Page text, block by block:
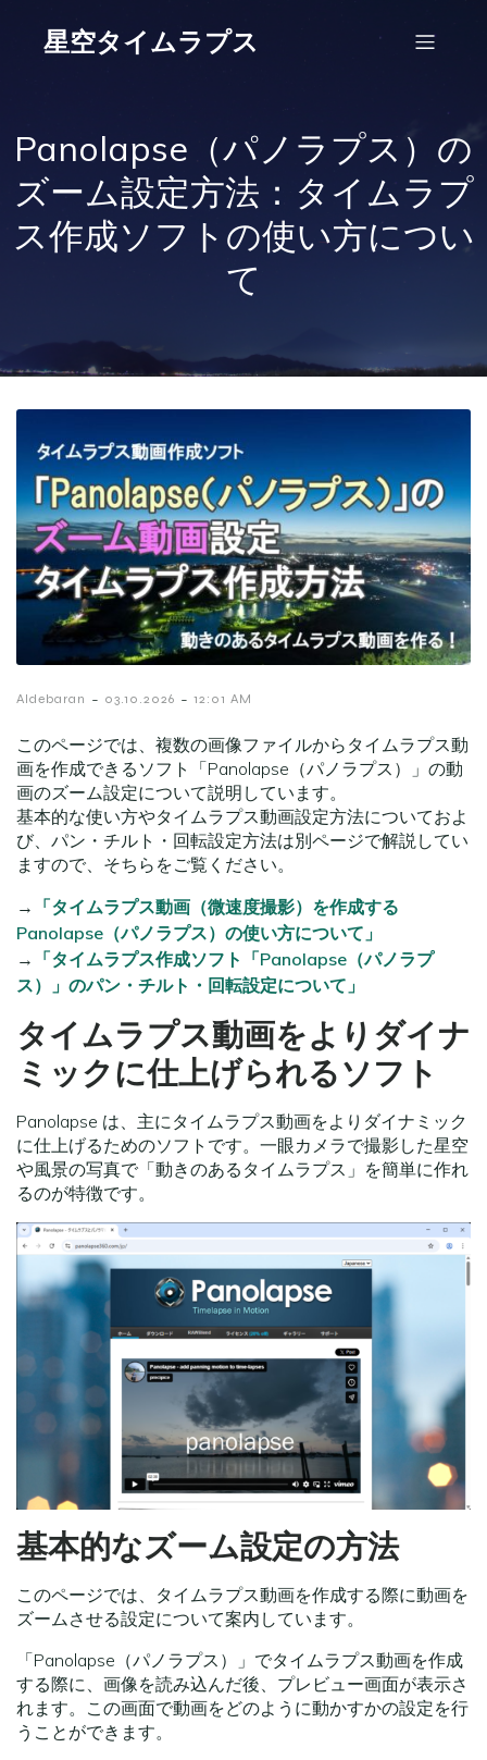
星空タイムラプス
Panolapse（パノラプス）の
ズーム設定方法：タイムラプ
ス作成ソフトの使い方につい
て
Aldebaran - 03.10.2026 - 12:01 AM
このページでは、複数の画像ファイルからタイムラプス動
画を作成できるソフト「Panolapse（パノラプス）」の動
画のズーム設定について説明しています。
基本的な使い方やタイムラプス動画設定方法についておよ
び、パン・チルト・回転設定方法は別ページで解説してい
ますので、そちらをご覧ください。
→ 「タイムラプス動画（微速度撮影）を作成する
Panolapse（パノラプス）の使い方について」
→ 「タイムラプス作成ソフト「Panolapse（パノラプ
ス）」のパン・チルト・回転設定について」
タイムラプス動画をよりダイナ
ミックに仕上げられるソフト
Panolapse は、主にタイムラプス動画をよりダイナミック
に仕上げるためのソフトです。一眼カメラで撮影した星空
や風景の写真で「動きのあるタイムラプス」を簡単に作れ
るのが特徴です。
基本的なズーム設定の方法
このページでは、タイムラプス動画を作成する際に動画を
ズームさせる設定について案内しています。
「Panolapse（パノラプス）」でタイムラプス動画を作成
する際に、画像を読み込んだ後、プレビュー画面が表示さ
れます。この画面で動画をどのように動かすかの設定を行
うことができます。